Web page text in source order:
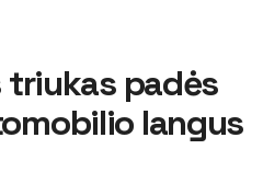
triukas padės
langus